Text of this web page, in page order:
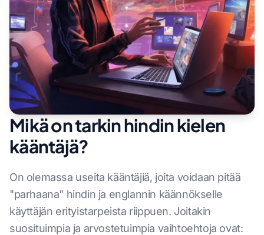
Mikä on tarkin hindin kielen
kääntäjä?
On olemassa useita kääntäjiä, joita voidaan pitää
"parhaana" hindin ja englannin käännökselle
käyttäjän erityistarpeista riippuen. Joitakin
suosituimpia ja arvostetuimpia vaihtoehtoja ovat: